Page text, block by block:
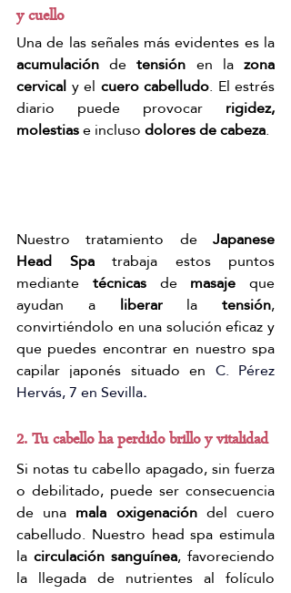
y cuello
acumulación de tensión en la zona
cervical y el cuero cabelludo. El estrés
diario puede provocar rigidez,
molestias e incluso dolores de cabeza.
Nuestro tratamiento de Japanese
Head Spa trabaja estos puntos
mediante técnicas de masaje que
ayudan a liberar la tensión,
convirtiéndolo en una solución eficaz y
que puedes encontrar en nuestro spa
capilar japonés situado en C. Pérez
Hervás, 7 en Sevilla.
2. Tu cabello ha perdido brillo y vitalidad
Si notas tu cabello apagado, sin fuerza
o debilitado, puede ser consecuencia
de una mala oxigenación del cuero
cabelludo. Nuestro head spa estimula
la circulación sanguínea, favoreciendo
la llegada de nutrientes al folículo